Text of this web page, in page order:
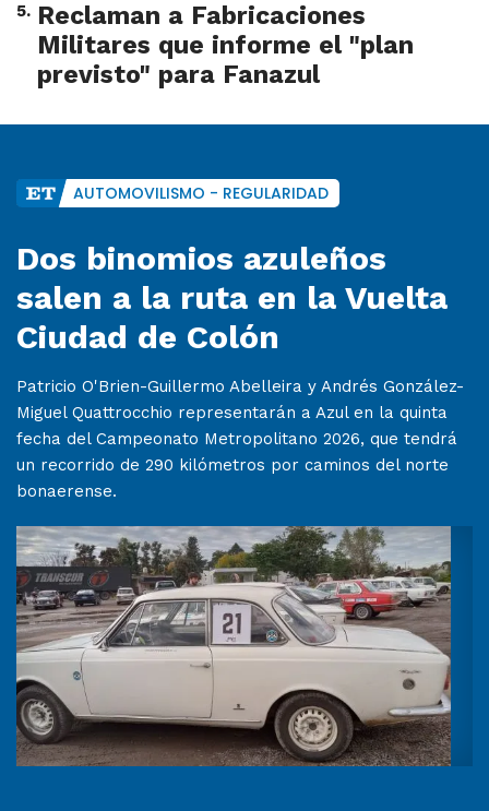
5. Reclaman a Fabricaciones
Militares que informe el "plan
previsto" para Fanazul
AUTOMOVILISMO - REGULARIDAD
Dos binomios azuleños
salen a la ruta en la Vuelta
Ciudad de Colón
Patricio O'Brien-Guillermo Abelleira y Andrés González-
Miguel Quattrocchio representarán a Azul en la quinta
fecha del Campeonato Metropolitano 2026, que tendrá
un recorrido de 290 kilómetros por caminos del norte
bonaerense.